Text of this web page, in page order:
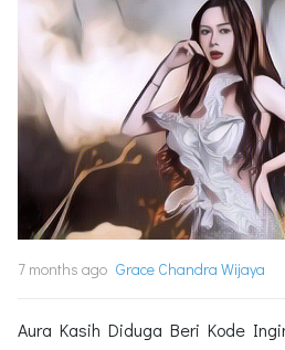
7 months ago Grace Chandra Wijaya
Aura Kasih Diduga Beri Kode